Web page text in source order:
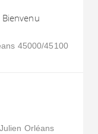
45000/45100
Orléans